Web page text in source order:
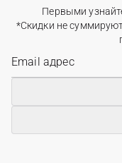
Первыми
*Скидки не